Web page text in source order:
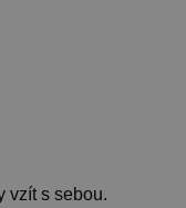
vzít s sebou.